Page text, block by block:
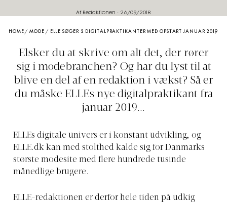
Af Redaktionen - 26/09/2018
HOME /MODE / ELLE SØGER 2 DIGITALPRAKTIKANTER MED OPSTART JANUAR 2019
Elsker du at skrive om alt det, der rører
sig i modebranchen? Og har du lyst til at
blive en del af en redaktion i vækst? Så er
du måske ELLEs nye digitalpraktikant fra
januar 2019...
ELLEs digitale univers er i konstant udvikling, og
ELLE.dk kan med stolthed kalde sig for Danmarks
største modesite med flere hundrede tusinde
månedlige brugere.
ELLE-redaktionen er derfor hele tiden på udkig